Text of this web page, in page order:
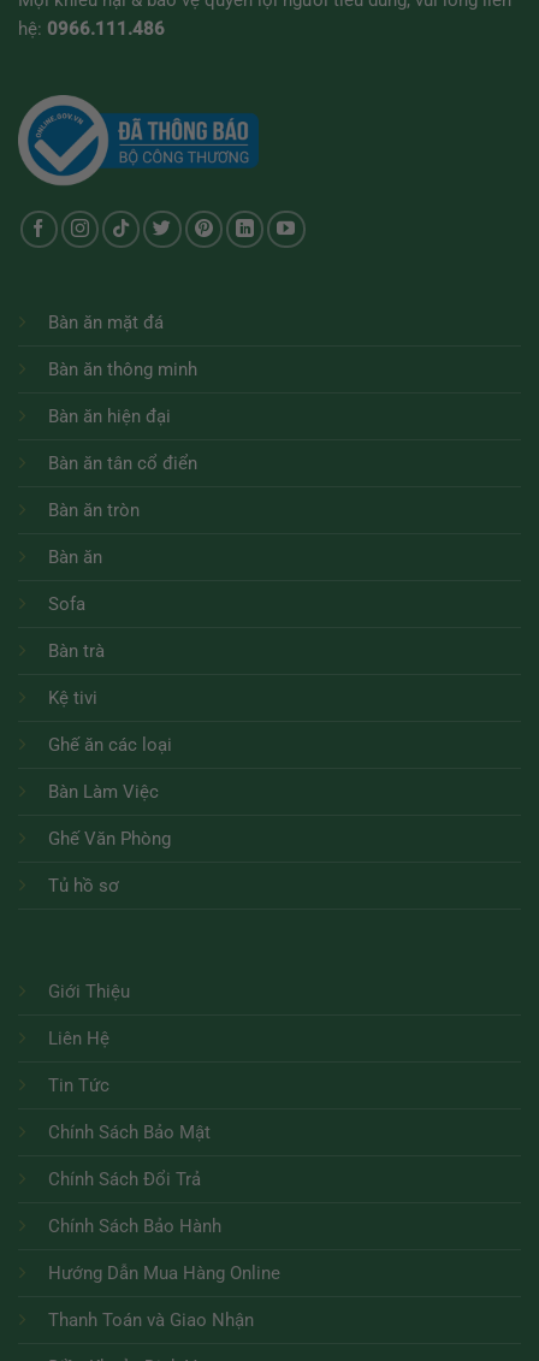
hệ: 0966.111.486
Bàn ăn mặt đá
Bàn ăn thông minh
Bàn ăn hiện đại
Bàn ăn tân cổ điển
Bàn ăn tròn
Bàn ăn
Sofa
Bàn trà
Kệ tivi
Ghế ăn các loại
Bàn Làm Việc
Ghế Văn Phòng
Tủ hồ sơ
Giới Thiệu
Liên Hệ
Tin Tức
Chính Sách Bảo Mật
Chính Sách Đổi Trả
Chính Sách Bảo Hành
Hướng Dẫn Mua Hàng Online
Thanh Toán và Giao Nhận